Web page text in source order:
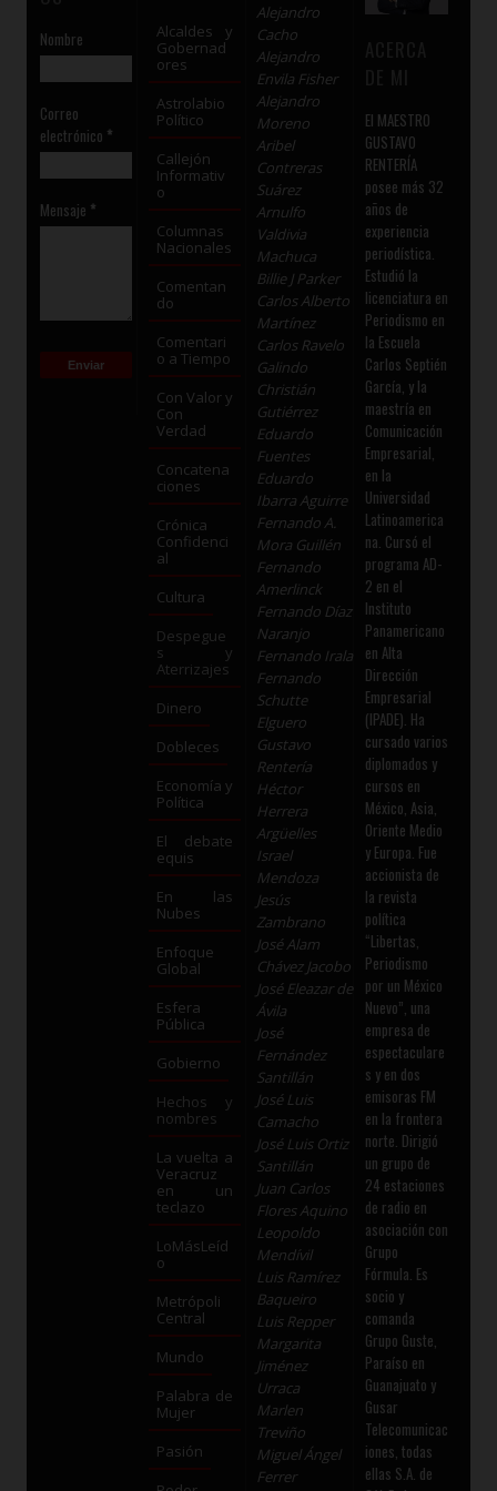
Nombre
Correo
electrónico *
Mensaje *
Alcaldes y
Gobernad
ores
Astrolabio
Político
Callejón
Informativ
o
Columnas
Nacionales
Comentan
do
Comentari
o a Tiempo
Con Valor y
Con
Verdad
Concatena
ciones
Crónica
Confidenci
al
Cultura
Despegue
s y
Aterrizajes
Dinero
Dobleces
Economía y
Política
El debate
equis
En las
Nubes
Enfoque
Global
Esfera
Pública
Gobierno
Hechos y
nombres
La vuelta a
Veracruz
en un
teclazo
LoMásLeíd
o
Metrópoli
Central
Mundo
Palabra de
Mujer
Pasión
Alejandro
Cacho
Alejandro
Envila Fisher
Alejandro
Moreno
Aribel
Contreras
Suárez
Arnulfo
Valdivia
Machuca
Billie J Parker
Carlos Alberto
Martínez
Carlos Ravelo
Galindo
Christián
Gutiérrez
Eduardo
Fuentes
Eduardo
Ibarra Aguirre
Fernando A.
Mora Guillén
Fernando
Amerlinck
Fernando Díaz
Naranjo
Fernando Irala
Fernando
Schutte
Elguero
Gustavo
Rentería
Héctor
Herrera
Argüelles
Israel
Mendoza
Jesús
Zambrano
José Alam
Chávez Jacobo
José Eleazar de
Ávila
José
Fernández
Santillán
José Luis
Camacho
José Luis Ortiz
Santillán
Juan Carlos
Flores Aquino
Leopoldo
Mendívil
Luis Ramírez
Baqueiro
Luis Repper
Margarita
Jiménez
Urraca
Marlen
Treviño
Miguel Ángel
Ferrer
El MAESTRO
GUSTAVO
RENTERÍA
posee más 32
años de
experiencia
periodística.
Estudió la
licenciatura en
Periodismo en
la Escuela
Carlos Septién
García, y la
maestría en
Comunicación
Empresarial,
en la
Universidad
Latinoamerica
na. Cursó el
programa AD-
2 en el
Instituto
Panamericano
en Alta
Dirección
Empresarial
(IPADE). Ha
cursado varios
diplomados y
cursos en
México, Asia,
Oriente Medio
y Europa. Fue
accionista de
la revista
política
“Libertas,
Periodismo
por un México
Nuevo”, una
empresa de
espectaculare
s y en dos
emisoras FM
en la frontera
norte. Dirigió
un grupo de
24 estaciones
de radio en
asociación con
Grupo
Fórmula. Es
socio y
comanda
Grupo Guste,
Paraíso en
Guanajuato y
Gusar
Telecomunicac
iones, todas
ellas S.A. de